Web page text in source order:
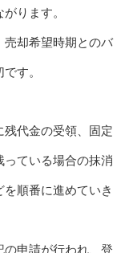
ります。
売却希望時期とのバ
す。
代金の受領、固定
ている場合の抹消
順番に進めていき
申請が行われ、登